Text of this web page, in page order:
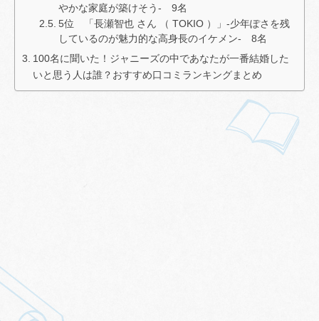
やかな家庭が築けそう- 9名
5位 「長瀬智也 さん （ TOKIO ）」-少年ぽさを残
しているのが魅力的な高身長のイケメン- 8名
100名に聞いた！ジャニーズの中であなたが一番結婚した
いと思う人は誰？おすすめ口コミランキングまとめ